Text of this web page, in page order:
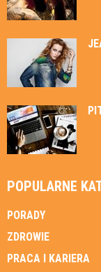
POPULARNE
PORADY
ZDROWIE
PRACA I KARIERA